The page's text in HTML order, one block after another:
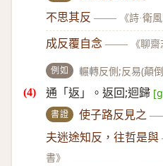
不思其反 —— 《詩·衛風
成反覆自念 —— 《聊
例如 輾轉反側;反易(顛
通「返」。返回;迴歸
書證 使子路反見之
夫迷途知反，往哲是與
書》